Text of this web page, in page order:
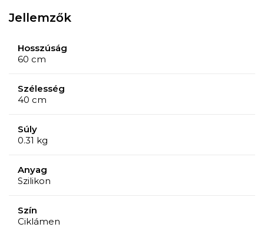
Jellemzők
Hosszúság
60 cm
Szélesség
40 cm
Súly
0.31 kg
Anyag
Szilikon
Szín
Ciklámen